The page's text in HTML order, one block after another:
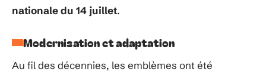
nationale du 14 juillet.
Modernisation et adaptation
Au fil des décennies, les emblèmes ont été